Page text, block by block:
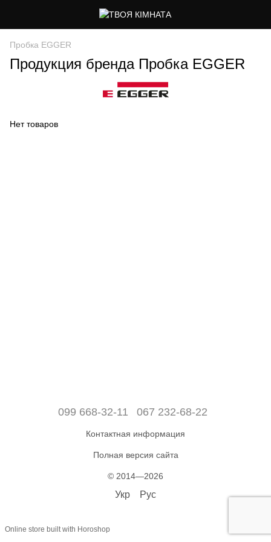
Пробка EGGER
Продукция бренда Пробка EGGER
Нет товаров
099 668-32-11 067 232-68-22
Контактная информация
Полная версия сайта
© 2014—2026
Укр Рус
Online store built with Horoshop